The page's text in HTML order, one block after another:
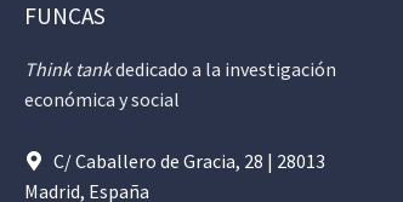
FUNCAS
Think tankdedicado a la investigación
económica y social
C/ Caballero de Gracia, 28 | 28013
Madrid, España